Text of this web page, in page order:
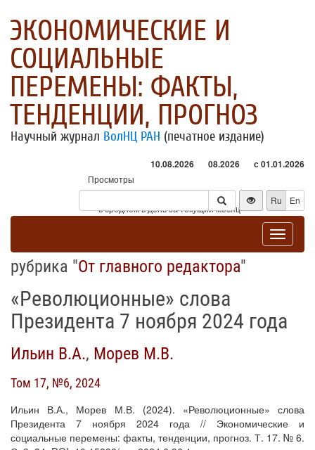
ЭКОНОМИЧЕСКИЕ И
СОЦИАЛЬНЫЕ
ПЕРЕМЕНЫ: ФАКТЫ,
ТЕНДЕНЦИИ, ПРОГНОЗ
Научный журнал ВолНЦ РАН (печатное издание)
10.08.2026 08.2026 с 01.01.2026
Просмотры
Посетители
* - в среднем в день за текущий месяц
Ru En
Toggle
рубрика "От главного редактора"
«Революционные» слова
Президента 7 ноября 2024 года
Ильин В.А., Морев М.В.
Том 17, №6, 2024
Ильин В.А., Морев М.В. (2024). «Революционные» слова
Президента 7 ноября 2024 года // Экономические и
социальные перемены: факты, тенденции, прогноз. Т. 17. № 6.